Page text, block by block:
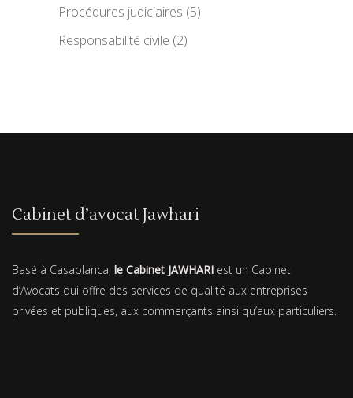
Procédures judiciaires (5)
Responsabilité civile (2)
Cabinet d’avocat Jawhari
Basé à Casablanca, le Cabinet JAWHARI est un Cabinet
d’Avocats qui offre des services de qualité aux entreprises
privées et publiques, aux commerçants ainsi qu’aux particuliers.